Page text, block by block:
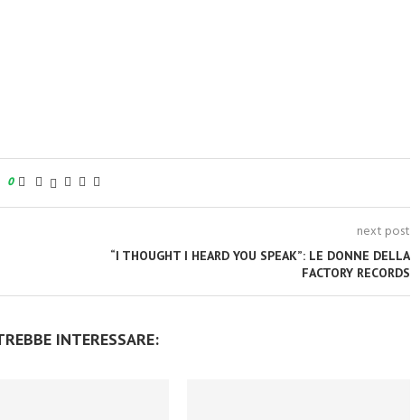
0
next post
“I THOUGHT I HEARD YOU SPEAK”: LE DONNE DELLA
FACTORY RECORDS
INTERESSARE: